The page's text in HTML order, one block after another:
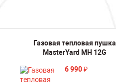
Газовая тепловая пушка
MasterYard MH 12G
6 990 ₽